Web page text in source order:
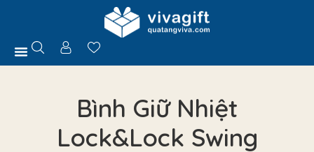
Bình Giữ Nhiệt
Lock&Lock Swing